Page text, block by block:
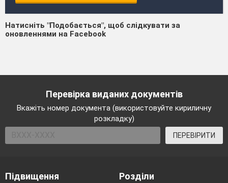
Натисніть "Подобається", щоб слідкувати за
оновленнями на Facebook
Перевірка виданих документів
Вкажіть номер документа (використовуйте кириличну
розкладку)
ПЕРЕВІРИТИ
Підвищення
Розділи